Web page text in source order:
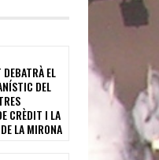
DEBATRÀ EL
DEL
CRÈDIT I LA
LA MIRONA